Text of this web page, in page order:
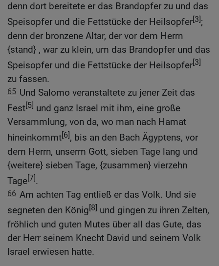
denn dort bereitete er das Brandopfer zu und das
Speisopfer und die Fettstücke der Heilsopfer[3];
denn der bronzene Altar, der vor dem Herrn
{stand} , war zu klein, um das Brandopfer und das
Speisopfer und die Fettstücke der Heilsopfer[3]
zu fassen.
65 Und Salomo veranstaltete zu jener Zeit das
Fest[5] und ganz Israel mit ihm, eine große
Versammlung, von da, wo man nach Hamat
hineinkommt[6], bis an den Bach Ägyptens, vor
dem Herrn, unserm Gott, sieben Tage lang und
{weitere} sieben Tage, {zusammen} vierzehn
Tage[7].
66 Am achten Tag entließ er das Volk. Und sie
segneten den König[8] und gingen zu ihren Zelten,
fröhlich und guten Mutes über all das Gute, das
der Herr seinem Knecht David und seinem Volk
Israel erwiesen hatte.